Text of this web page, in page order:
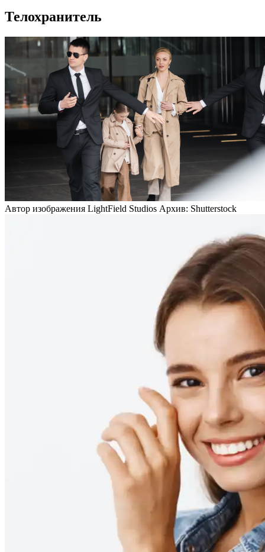
Телохранитель
Автор изображения LightField Studios Архив: Shutterstock